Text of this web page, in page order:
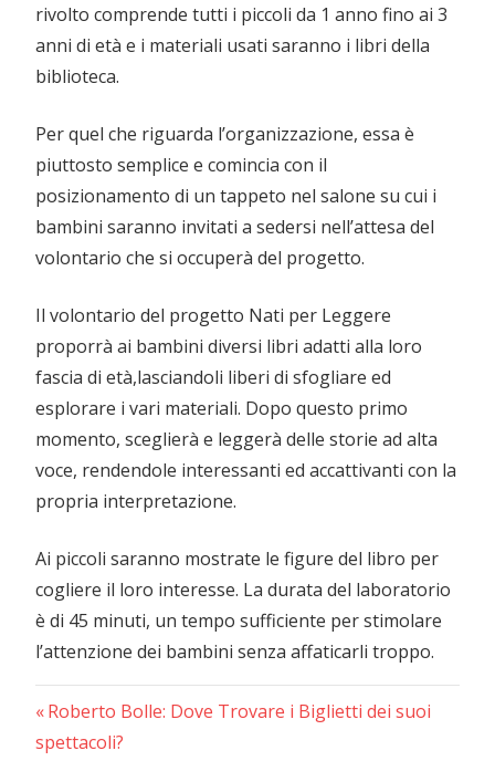
rivolto comprende tutti i piccoli da 1 anno fino ai 3
anni di età e i materiali usati saranno i libri della
biblioteca.
Per quel che riguarda l’organizzazione, essa è
piuttosto semplice e comincia con il
posizionamento di un tappeto nel salone su cui i
bambini saranno invitati a sedersi nell’attesa del
volontario che si occuperà del progetto.
Il volontario del progetto Nati per Leggere
proporrà ai bambini diversi libri adatti alla loro
fascia di età,lasciandoli liberi di sfogliare ed
esplorare i vari materiali. Dopo questo primo
momento, sceglierà e leggerà delle storie ad alta
voce, rendendole interessanti ed accattivanti con la
propria interpretazione.
Ai piccoli saranno mostrate le figure del libro per
cogliere il loro interesse. La durata del laboratorio
è di 45 minuti, un tempo sufficiente per stimolare
l’attenzione dei bambini senza affaticarli troppo.
Navigazione
Previous
Post:
Roberto Bolle: Dove Trovare i Biglietti dei suoi
spettacoli?